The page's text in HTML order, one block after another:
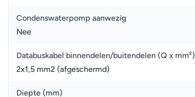
Condenswaterpomp aanwezig
Nee
Databuskabel binnendelen/buitendelen (Q x mm²)
2x1,5 mm2 (afgeschermd)
Diepte (mm)